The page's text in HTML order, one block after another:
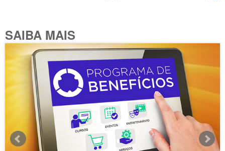
SAIBA MAIS